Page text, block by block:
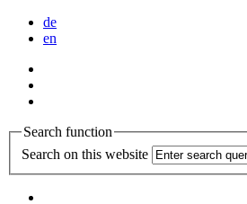
de
en
Search function
Search on this website